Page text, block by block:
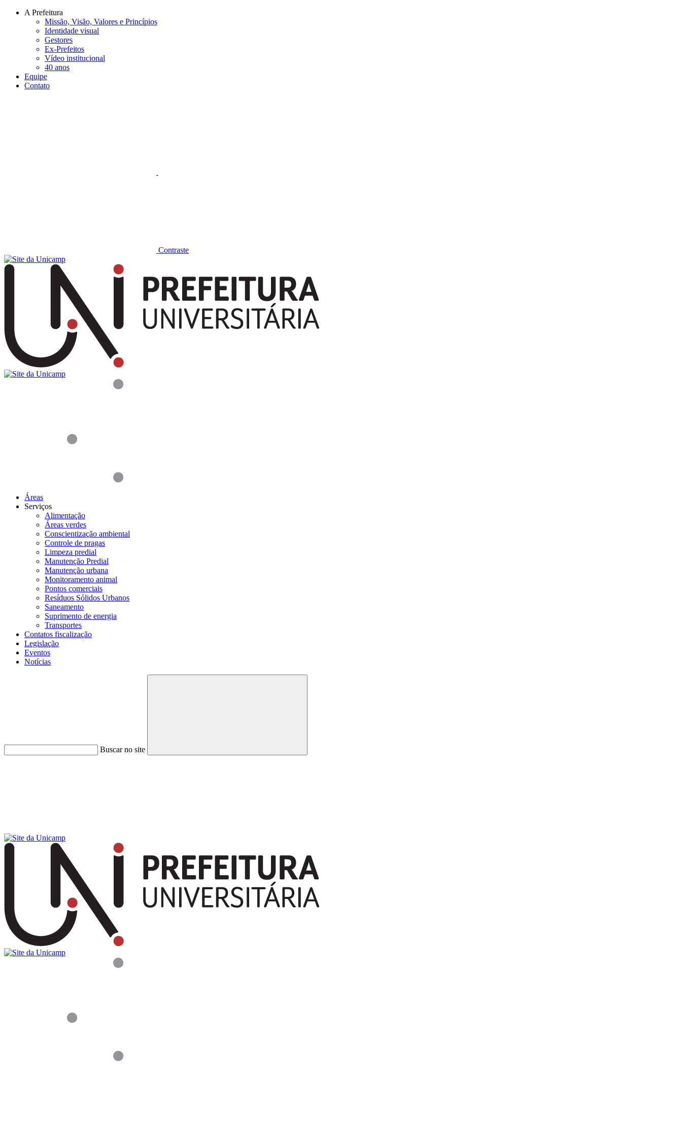
Conteúdo principal
A Prefeitura
Missão, Visão, Valores e Princípios
Identidade visual
Gestores
Ex-Prefeitos
Vídeo institucional
40 anos
Equipe
Contato
Contraste
Áreas
Serviços
Alimentação
Áreas verdes
Conscientização ambiental
Controle de pragas
Limpeza predial
Manutenção Predial
Manutenção urbana
Monitoramento animal
Pontos comerciais
Resíduos Sólidos Urbanos
Saneamento
Suprimento de energia
Transportes
Contatos fiscalização
Legislação
Eventos
Notícias
Buscar no site
Buscar